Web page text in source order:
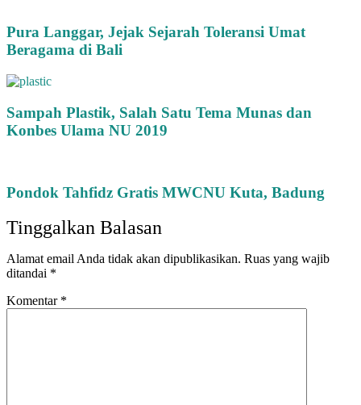
Pura Langgar, Jejak Sejarah Toleransi Umat
Beragama di Bali
Sampah Plastik, Salah Satu Tema Munas dan
Konbes Ulama NU 2019
Pondok Tahfidz Gratis MWCNU Kuta, Badung
Tinggalkan Balasan
Alamat email Anda tidak akan dipublikasikan. Ruas yang wajib
ditandai *
Komentar *